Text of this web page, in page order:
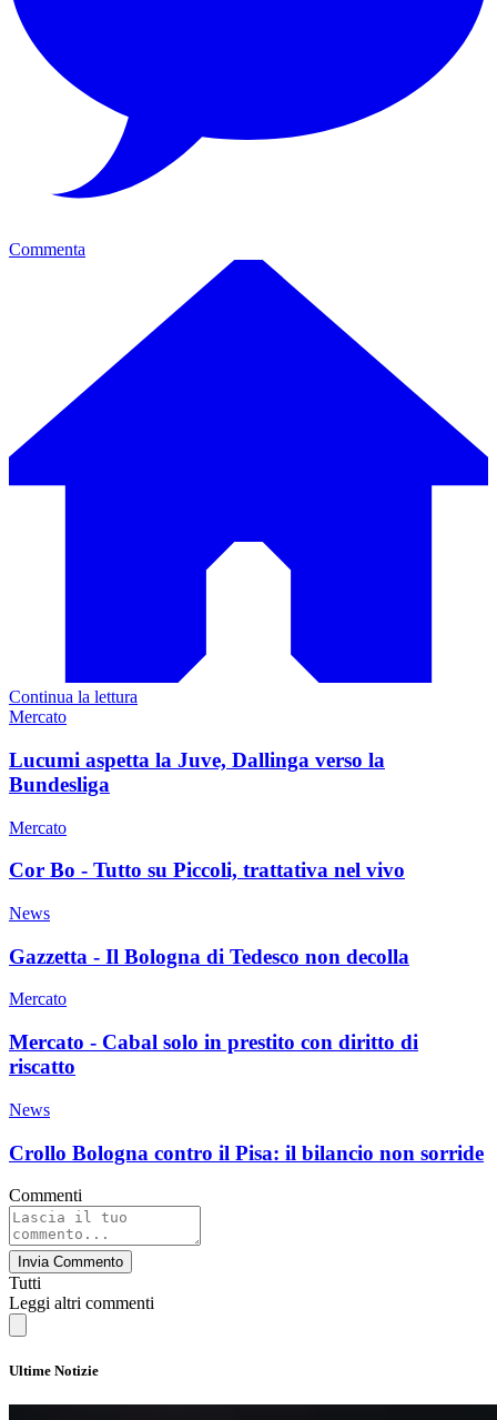
Commenta
Continua la lettura
Mercato
Lucumi aspetta la Juve, Dallinga verso la
Bundesliga
Mercato
Cor Bo - Tutto su Piccoli, trattativa nel vivo
News
Gazzetta - Il Bologna di Tedesco non decolla
Mercato
Mercato - Cabal solo in prestito con diritto di
riscatto
News
Crollo Bologna contro il Pisa: il bilancio non sorride
Commenti
Invia Commento
Tutti
Leggi altri commenti
Ultime Notizie